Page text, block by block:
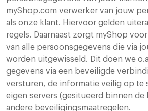
myShop.com verwerker van jouw
als onze klant. Hiervoor gelden
regels. Daarnaast zorgt myShop
van alle persoonsgegevens die via
worden uitgewisseld. Dit doen we
gegevens via een beveiligde
versturen, de informatie veilig op te
eigen servers (gesitueerd binnen de
andere beveiligingsmaatregelen.